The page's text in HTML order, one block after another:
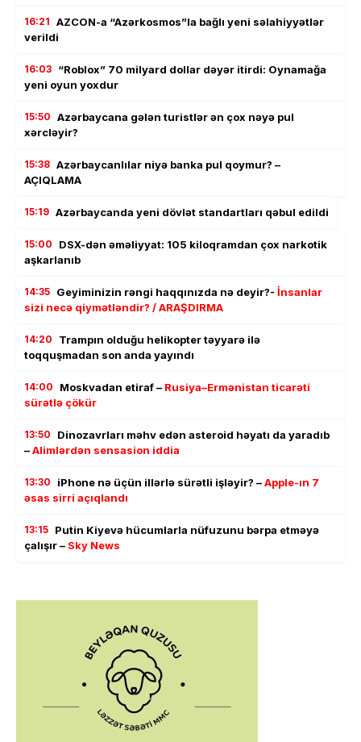
16:21 AZCON-a “Azərkosmos”la bağlı yeni səlahiyyətlər
verildi
16:03 “Roblox” 70 milyard dollar dəyər itirdi: Oynamağa
yeni oyun yoxdur
15:50 Azərbaycana gələn turistlər ən çox nəyə pul
xərcləyir?
15:38 Azərbaycanlılar niyə banka pul qoymur? –
AÇIQLAMA
15:19 Azərbaycanda yeni dövlət standartları qəbul edildi
15:00
DSX-dən əməliyyat: 105 kiloqramdan çox narkotik
aşkarlanıb
14:35 Geyiminizin rəngi haqqınızda nə deyir?- İnsanlar
sizi necə qiymətləndir? / ARAŞDIRMA
14:20
Trampın olduğu helikopter təyyarə ilə
toqquşmadan son anda yayındı
14:00 Moskvadan etiraf – Rusiya–Ermənistan ticarəti
sürətlə çökür
13:50
Dinozavrları məhv edən asteroid həyatı da yaradıb
–Alimlərdən sensasion iddia
13:30 iPhone nə üçün illərlə sürətli işləyir? –Apple-ın 7
əsas sirri açıqlandı
13:15 Putin Kiyevə hücumlarla nüfuzunu bərpa etməyə
çalışır – Sky News